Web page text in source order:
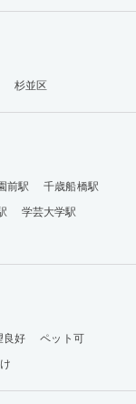
杉並区
前駅
千歳船橋駅
学芸大学駅
良好
ペット可